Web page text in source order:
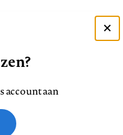
Privacy
verdienen
account aan